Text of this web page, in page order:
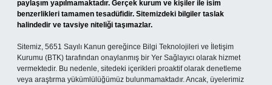
paylaşım yapılmamaktadır. Gerçek kurum ve kişiler ile isim
benzerlikleri tamamen tesadüfidir. Sitemizdeki bilgiler taslak
halindedir ve tavsiye niteliği taşımazlar.
Sitemiz, 5651 Sayılı Kanun gereğince Bilgi Teknolojileri ve İletişim
Kurumu (BTK) tarafından onaylanmış bir Yer Sağlayıcı olarak hizmet
vermektedir. Bu nedenle, sitedeki içerikleri proaktif olarak denetleme
veya araştırma yükümlülüğümüz bulunmamaktadır. Ancak, üyelerimiz